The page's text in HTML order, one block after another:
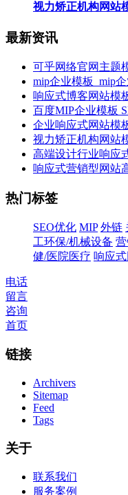
视力矫正机构网站
最新资讯
可乎网络官网主题
mip企业模板_mip
响应式博客网站模
百度MIP企业模板
企业响应式网站模
视力矫正机构网站
高端设计行业响应
响应式营销型网站
热门标签
SEO优化 MIP 外链
工环保/机械设备
健/医院医疗 响应
电话
留言
咨询
首页
链接
Archivers
Sitemap
Feed
Tags
关于
联系我们
服务案例